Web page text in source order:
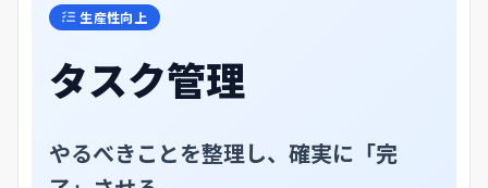
生産性向上
タスク管理
やるべきことを整理し、 確実に「完